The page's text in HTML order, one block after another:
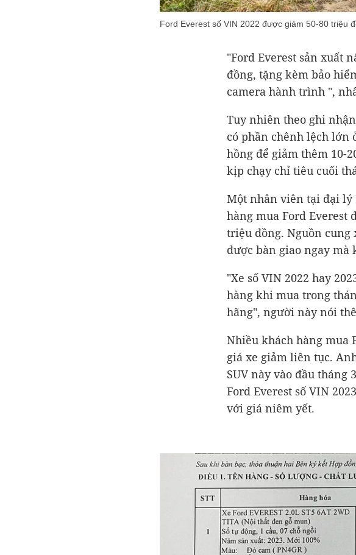
Ford Everest số VIN 2022 được giảm 50-80 triệu
"Ford Everest sản xuất
đồng, tặng kèm bảo
camera hành trình ",
Tuy nhiên theo ghi
có phần chênh lệch lớn
hồng để giảm thêm 10-
kịp chạy chỉ tiêu cuối
Một nhân viên tại đại lý
hàng mua Ford Everest
triệu đồng. Nguồn cung
được bàn giao ngay mà
"Xe số VIN 2022 hay
hàng khi mua trong
hãng", người này nói
Nhiều khách hàng mua
giá xe giảm liên tục.
SUV này vào đầu tháng
Ford Everest số VIN
với giá niêm yết.